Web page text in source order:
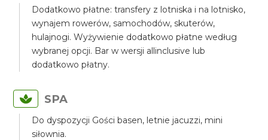
Dodatkowo płatne: transfery z lotniska i na lotnisko,
wynajem rowerów, samochodów, skuterów,
hulajnogi. Wyżywienie dodatkowo płatne według
wybranej opcji. Bar w wersji allinclusive lub
dodatkowo płatny.
SPA
Do dyspozycji Gości basen, letnie jacuzzi, mini
siłownia.